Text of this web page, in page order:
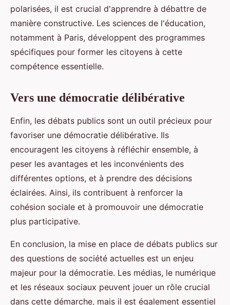
polarisées, il est crucial d'apprendre à débattre de
manière constructive. Les sciences de l'éducation,
notamment à Paris, développent des programmes
spécifiques pour former les citoyens à cette
compétence essentielle.
Vers une démocratie délibérative
Enfin, les débats publics sont un outil précieux pour
favoriser une démocratie délibérative. Ils
encouragent les citoyens à réfléchir ensemble, à
peser les avantages et les inconvénients des
différentes options, et à prendre des décisions
éclairées. Ainsi, ils contribuent à renforcer la
cohésion sociale et à promouvoir une démocratie
plus participative.
En conclusion, la mise en place de débats publics sur
des questions de société actuelles est un enjeu
majeur pour la démocratie. Les médias, le numérique
et les réseaux sociaux peuvent jouer un rôle crucial
dans cette démarche, mais il est également essentiel